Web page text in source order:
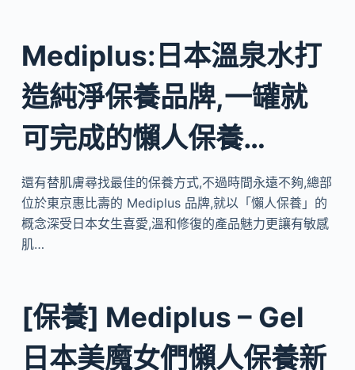
Mediplus:日本溫泉水打
造純淨保養品牌,一罐就
可完成的懶人保養…
還有替肌膚尋找最佳的保養方式,不過時間永遠不夠,總部
位於東京惠比壽的 Mediplus 品牌,就以「懶人保養」的
概念深受日本女生喜愛,溫和修復的產品魅力更讓有敏感
肌…
[保養] Mediplus – Gel
日本美魔女們懶人保養新